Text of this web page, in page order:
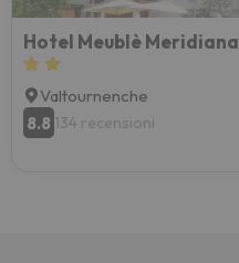
Hotel Meublè Meridiana
Valtournenche
8.8 134 recensioni